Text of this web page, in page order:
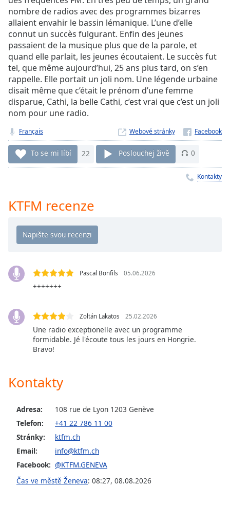
Seek to
live,
currently
behind
liveLIVE
Remaining
Time -
Playback
Chapters
Chapters
off,
Subtitles
settings,
opens
dialog
subtitles
,
selected
Track
in-
Picture
Fullscreen
modal
window.
nombre de radios avec des programmes bizarres
allaient envahir le bassin lémanique. L’une d’elle
connut un succès fulgurant. Enfin des jeunes
passaient de la musique plus que de la parole, et
quand elle parlait, les jeunes écoutaient. Le succès fut
tel, que même aujourd’hui, 25 ans plus tard, on s’en
rappelle. Elle portait un joli nom. Une légende urbaine
disait même que c’était le prénom d’une femme
disparue, Cathi, la belle Cathi, c’est vrai que c’est un joli
nom pour une radio.
Français Webové stránky
To se mi líbí 22 Poslouchej živě 0
Kontakty
KTFM recenze
Pascal Bonfils 05.06.2026
+++++++
Zoltán Lakatos 25.02.2026
Une radio exceptionelle avec un programme
formidable. Jé l'écoute tous les jours en Hongrie.
Bravo!
Kontakty
Adresa:
108 rue de Lyon 1203 Genève
Telefon:
+41 22 786 11 00
Stránky:
ktfm.ch
Email:
info@ktfm.ch
Facebook: @KTFM.GENEVA
Čas ve městě Ženeva: 08:27, 08.08.2026